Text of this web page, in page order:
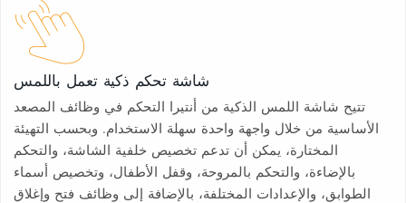
شاشة تحكم ذكية تعمل باللمس
تتيح شاشة اللمس الذكية من أنتيرا التحكم في وظائف المصعد
الأساسية من خلال واجهة واحدة سهلة الاستخدام. وبحسب التهيئة
المختارة، يمكن أن تدعم تخصيص خلفية الشاشة، والتحكم
بالإضاءة، والتحكم بالمروحة، وقفل الأطفال، وتخصيص أسماء
الطوابق، والإعدادات المختلفة، بالإضافة إلى وظائف فتح وإغلاق